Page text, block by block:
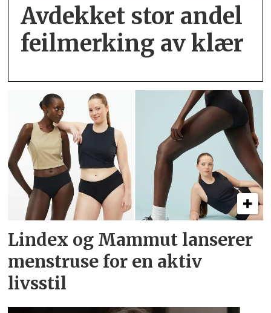
Avdekket stor andel
feil­merking av klær
Lindex og Mammut lanserer
menstruse for en aktiv
livsstil